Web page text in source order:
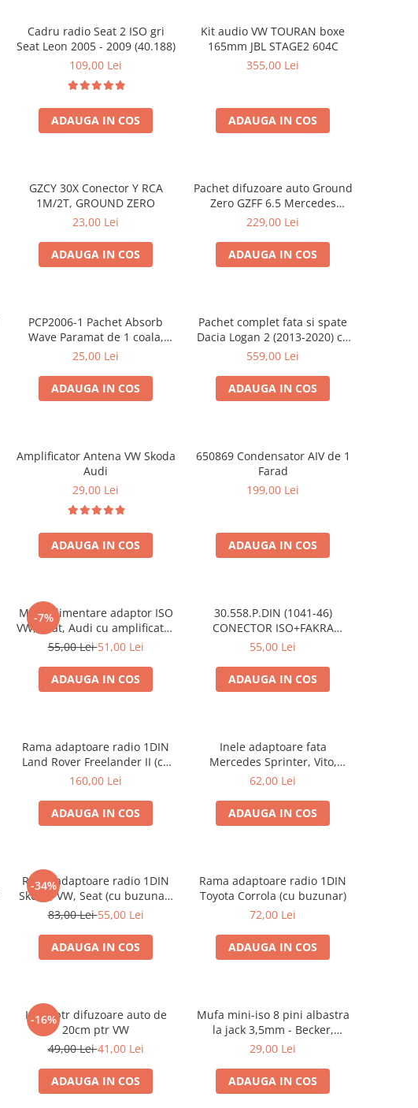
Cadru radio Seat 2 ISO gri
Seat Leon 2005 - 2009 (40.188)
109,00 Lei
ADAUGA IN COS
Kit audio VW TOURAN boxe
165mm JBL STAGE2 604C
355,00 Lei
ADAUGA IN COS
GZCY 30X Conector Y RCA
1M/2T, GROUND ZERO
23,00 Lei
ADAUGA IN COS
Pachet difuzoare auto Ground
Zero GZFF 6.5 Mercedes
Vito/Viano/Sprinter
229,00 Lei
ADAUGA IN COS
PCP2006-1 Pachet Absorb
Wave Paramat de 1 coala,
spuma de 16mm grosime,
25,00 Lei
ADAUGA IN COS
Pachet complet fata si spate
Dacia Logan 2 (2013-2020) cu
boxe Ground Zero Ferrum
559,00 Lei
ADAUGA IN COS
Amplificator Antena VW Skoda
Audi
29,00 Lei
ADAUGA IN COS
650869 Condensator AIV de 1
Farad
199,00 Lei
ADAUGA IN COS
-7%
Mufa alimentare adaptor ISO
VW, Seat, Audi cu amplificator
antena
55,00 Lei51,00 Lei
ADAUGA IN COS
30.558.P.DIN (1041-46)
CONECTOR ISO+FAKRA
CITROEN, 2003>
55,00 Lei
ADAUGA IN COS
Rama adaptoare radio 1DIN
Land Rover Freelander II (cu
buzunar)
160,00 Lei
ADAUGA IN COS
Inele adaptoare fata
Mercedes Sprinter, Vito,
Viano, 271190-18
62,00 Lei
ADAUGA IN COS
-34%
Rama adaptoare radio 1DIN
Skoda, VW, Seat (cu buzunar)
40.145
83,00 Lei55,00 Lei
ADAUGA IN COS
Rama adaptoare radio 1DIN
Toyota Corrola (cu buzunar)
72,00 Lei
ADAUGA IN COS
-16%
Inele ptr difuzoare auto de
20cm ptr VW
49,00 Lei41,00 Lei
ADAUGA IN COS
Mufa mini-iso 8 pini albastra
la jack 3,5mm - Becker,
Blaupunkt, VDO
29,00 Lei
ADAUGA IN COS